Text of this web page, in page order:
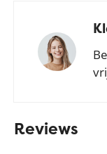
Reviews